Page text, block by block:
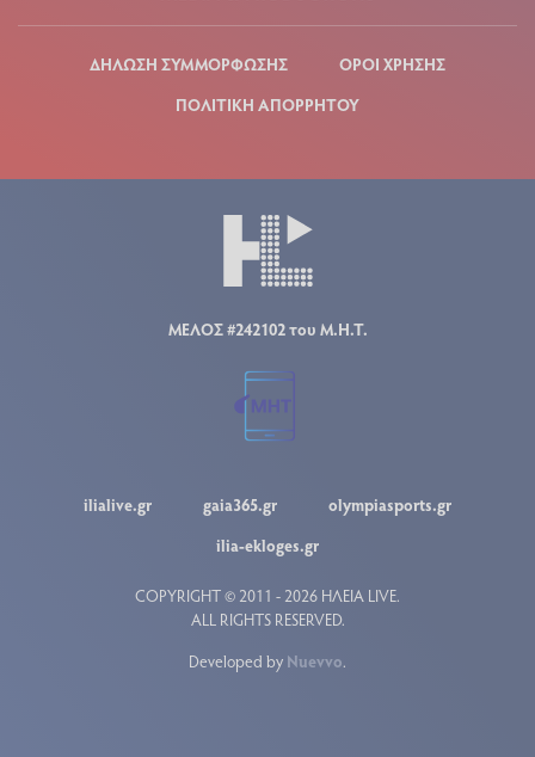
ΔΗΛΩΣΗ ΣΥΜΜΟΡΦΩΣΗΣ
ΟΡΟΙ ΧΡΗΣΗΣ
ΠΟΛΙΤΙΚΗ ΑΠΟΡΡΗΤΟΥ
ΜΕΛΟΣ #242102 του Μ.Η.Τ.
ilialive.gr gaia365.gr
olympiasports.gr
ilia-ekloges.gr
COPYRIGHT © 2011 - 2026 ΗΛΕΙΑ LIVE.
ALL RIGHTS RESERVED.
Developed by Nuevvo.